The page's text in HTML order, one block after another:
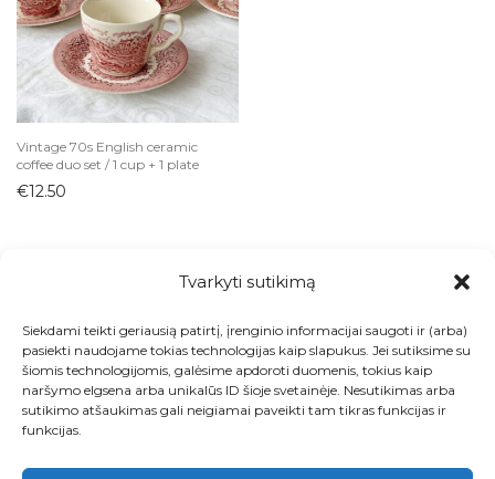
Tvarkyti sutikimą
Siekdami teikti geriausią patirtį, įrenginio informacijai saugoti ir (arba)
pasiekti naudojame tokias technologijas kaip slapukus. Jei sutiksime su
šiomis technologijomis, galėsime apdoroti duomenis, tokius kaip
naršymo elgsena arba unikalūs ID šioje svetainėje. Nesutikimas arba
sutikimo atšaukimas gali neigiamai paveikti tam tikras funkcijas ir
funkcijas.
Indai
Arbatinukai
Ąsočiai
Biriems produktams
Cukrinės
Desertinės lėkštutės
Ledainės ir desertinės
Lėkštės
Padažinės
Padėklai
Padėkliukai
Vintage 70s English ceramic
coffee duo set / 1 cup + 1 plate
€12.50
Visos prekės
Kontaktai
Apie
Paskyra